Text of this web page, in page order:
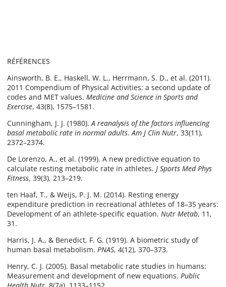
RÉFÉRENCES
Ainsworth, B. E., Haskell, W. L., Herrmann, S. D., et al. (2011).
2011 Compendium of Physical Activities: a second update of
codes and MET values. Medicine and Science in Sports and
Exercise, 43(8), 1575–1581.
Cunningham, J. J. (1980). A reanalysis of the factors influencing
basal metabolic rate in normal adults. Am J Clin Nutr, 33(11),
2372–2374.
De Lorenzo, A., et al. (1999). A new predictive equation to
calculate resting metabolic rate in athletes. J Sports Med Phys
Fitness, 39(3), 213–219.
ten Haaf, T., & Weijs, P. J. M. (2014). Resting energy
expenditure prediction in recreational athletes of 18–35 years:
Development of an athlete-specific equation. Nutr Metab, 11,
31.
Harris, J. A., & Benedict, F. G. (1919). A biometric study of
human basal metabolism. PNAS, 4(12), 370–373.
Henry, C. J. (2005). Basal metabolic rate studies in humans:
Measurement and development of new equations. Public
Health Nutr , 8(7a), 1133–1152.